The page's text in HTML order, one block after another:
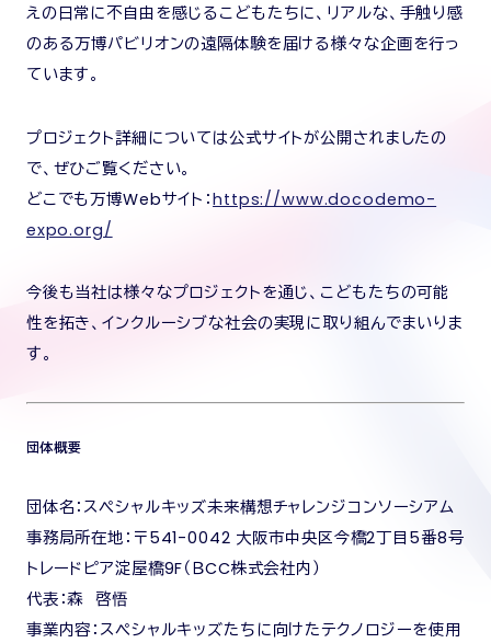
えの日常に不自由を感じるこどもたちに、リアルな、手触り感
のある万博パビリオンの遠隔体験を届ける様々な企画を行っ
ています。
プロジェクト詳細については公式サイトが公開されましたの
で、ぜひご覧ください。
どこでも万博Webサイト：https://www.docodemo-
expo.org/
今後も当社は様々なプロジェクトを通じ、こどもたちの可能
性を拓き、インクルーシブな社会の実現に取り組んでまいりま
す。
団体概要
団体名：スペシャルキッズ未来構想チャレンジコンソーシアム
事務局所在地：〒541-0042 大阪市中央区今橋2丁目5番8号
トレードピア淀屋橋9F（ＢCC株式会社内）
代表：森 啓悟
事業内容：スペシャルキッズたちに向けたテクノロジーを使用